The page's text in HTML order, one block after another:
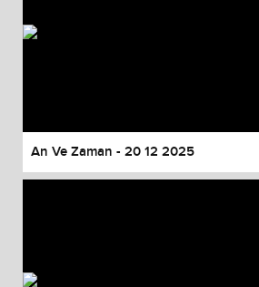
An Ve Zaman - 20 12 2025